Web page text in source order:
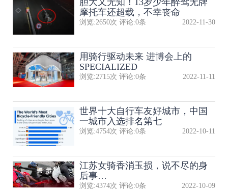
摩托车还超载，不幸丧命
浏览:2650次 评论:0条 2022-11-30
用骑行驱动未来 进博会上的
SPECIALIZED
浏览:2715次 评论:0条 2022-11-11
世界十大自行车友好城市，中国
一城市入选排名第七
浏览:4754次 评论:0条 2022-10-11
江苏女骑香消玉损，说不尽的身
后事…
浏览:4374次 评论:0条 2022-10-09